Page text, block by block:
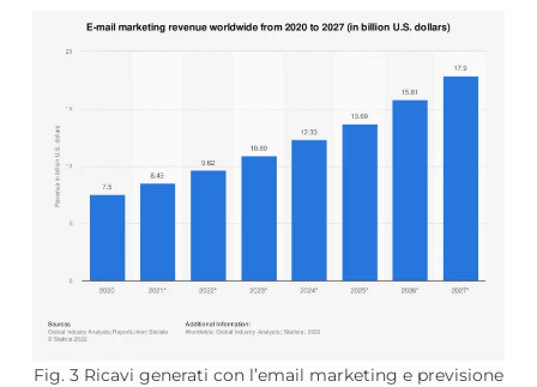
Fig. 3 Ricavi generati con l’email marketing e previsione